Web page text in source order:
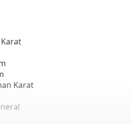
Karat
Karat